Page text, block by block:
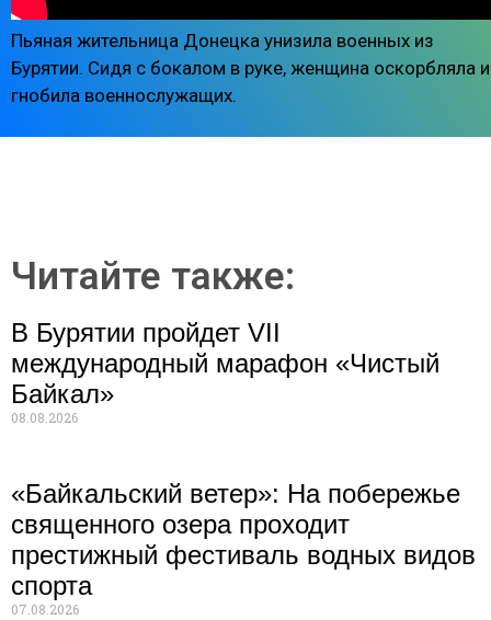
Пьяная жительница Донецка унизила военных из
Бурятии. Сидя с бокалом в руке, женщина оскорбляла и
гнобила военнослужащих.
Читайте также:
В Бурятии пройдет VII
международный марафон «Чистый
Байкал»
08.08.2026
«Байкальский ветер»: На побережье
священного озера проходит
престижный фестиваль водных видов
спорта
07.08.2026